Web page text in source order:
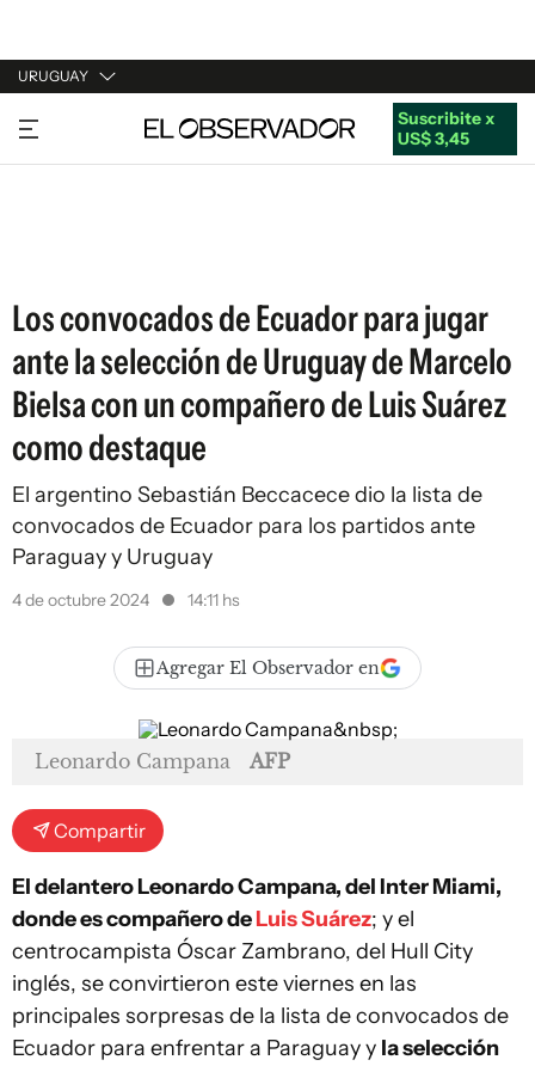
URUGUAY
URUGUAY
ARGENTINA
Suscribite x
US$ 3,45
Los convocados de Ecuador para jugar
ante la selección de Uruguay de Marcelo
Bielsa con un compañero de Luis Suárez
como destaque
El argentino Sebastián Beccacece dio la lista de
convocados de Ecuador para los partidos ante
Paraguay y Uruguay
4 de octubre 2024 14:11 hs
Agregar El Observador en
Leonardo Campana AFP
Compartir
El delantero Leonardo Campana, del Inter Miami,
donde es compañero deLuis Suárez; y el
centrocampista Óscar Zambrano, del Hull City
inglés, se convirtieron este viernes en las
principales sorpresas de la lista de convocados de
Ecuador para enfrentar a Paraguay y la selección